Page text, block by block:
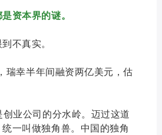
资本界的谜。
不真实。
瑞幸半年间融资两亿美元，估
业公司的分水岭。迈过这道
一叫做独角兽。中国的独角